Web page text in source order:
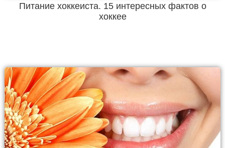
Питание хоккеиста. 15 интересных фактов о
хоккее